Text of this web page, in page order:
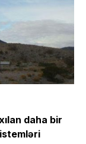
daha bir